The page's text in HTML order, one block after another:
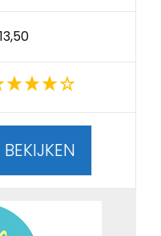
BEKIJKEN